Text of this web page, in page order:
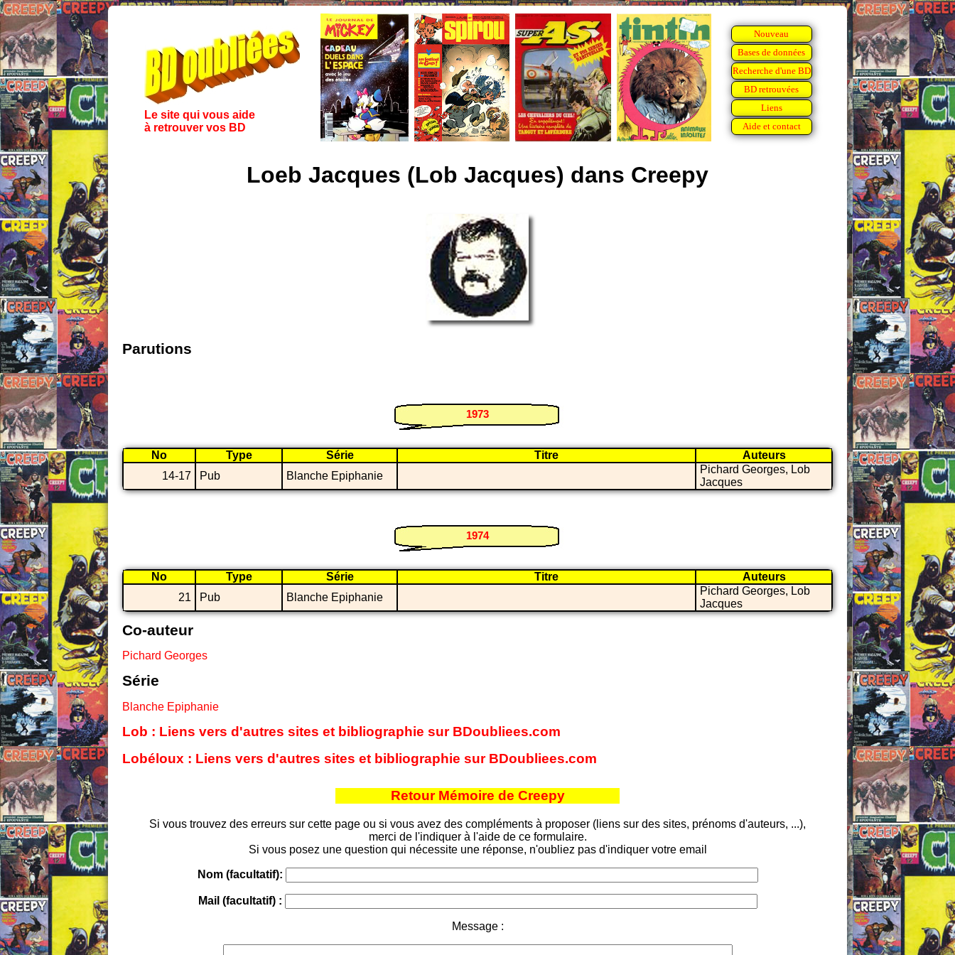
Le site qui vous aide
à retrouver vos BD
Nouveau
Bases de données
Recherche d'une BD
BD retrouvées
Liens
Aide et contact
Loeb Jacques (Lob Jacques) dans Creepy
Parutions
1973
No Type Série Titre
Auteurs
14-17
Pub Blanche Epiphanie
Pichard Georges, Lob
Jacques
1974
No Type Série Titre
Auteurs
21
Pub Blanche Epiphanie
Pichard Georges, Lob
Jacques
Co-auteur
Pichard Georges
Série
Blanche Epiphanie
Lob : Liens vers d'autres sites et bibliographie sur BDoubliees.com
Lobéloux : Liens vers d'autres sites et bibliographie sur BDoubliees.com
Retour Mémoire de Creepy
Si vous trouvez des erreurs sur cette page ou si vous avez des compléments à proposer (liens sur des sites, prénoms d'auteurs, ...),
merci de l'indiquer à l'aide de ce formulaire.
Si vous posez une question qui nécessite une réponse, n'oubliez pas d'indiquer votre email
Nom (facultatif):
Mail (facultatif) :
Message :